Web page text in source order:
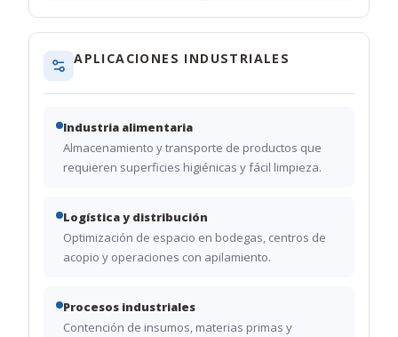
APLICACIONES INDUSTRIALES
Industria alimentaria
Almacenamiento y transporte de productos que
requieren superficies higiénicas y fácil limpieza.
Logística y distribución
Optimización de espacio en bodegas, centros de
acopio y operaciones con apilamiento.
Procesos industriales
Contención de insumos, materias primas y